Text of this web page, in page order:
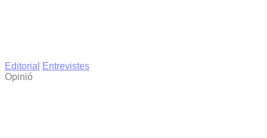
Editorial
Entrevistes
Opinió